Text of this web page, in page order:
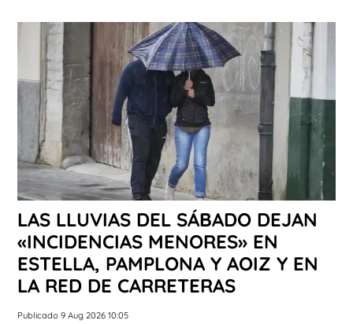
LAS LLUVIAS DEL SÁBADO DEJAN
«INCIDENCIAS MENORES» EN
ESTELLA, PAMPLONA Y AOIZ Y EN
LA RED DE CARRETERAS
Publicado 9 Aug 2026 10:05